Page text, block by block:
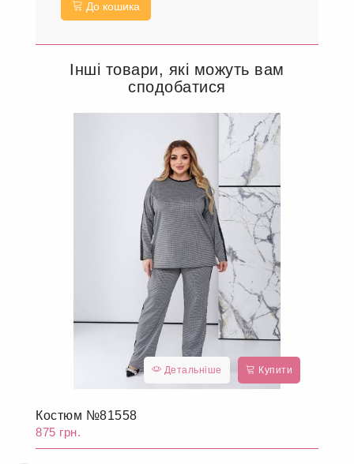
48-50
52-54
56-58
Інші товари, які можуть вам
сподобатися